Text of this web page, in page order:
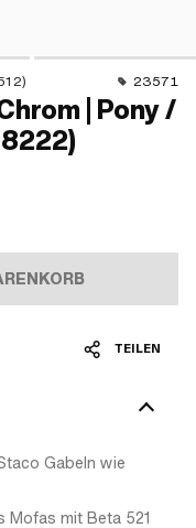
23571
| Pony /
TEILEN
Gabeln wie
Mofas mit Beta 521